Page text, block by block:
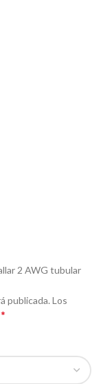
2 AWG tubular
publicada.Los
*